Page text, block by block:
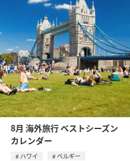
8月 海外旅行 ベストシーズン
カレンダー
ハワイ
ベルギー